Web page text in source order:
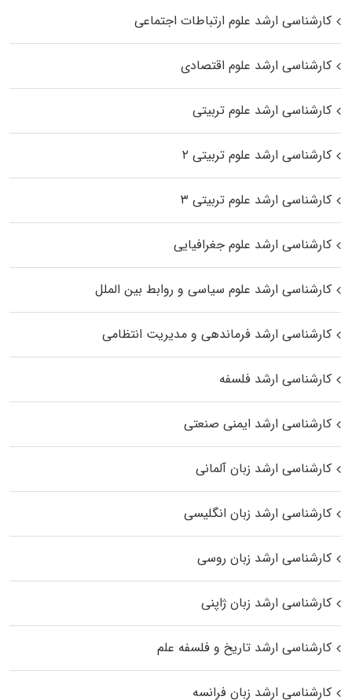
کارشناسی ارشد علوم ارتباطات اجتماعی
کارشناسی ارشد علوم اقتصادی
کارشناسی ارشد علوم تربیتی
کارشناسی ارشد علوم تربیتی ۲
کارشناسی ارشد علوم تربیتی ۳
کارشناسی ارشد علوم جغرافیایی
کارشناسی ارشد علوم سیاسی و روابط بین الملل
کارشناسی ارشد فرماندهی و مدیریت انتظامی
کارشناسی ارشد فلسفه
کارشناسی ارشد ایمنی صنعتی
کارشناسی ارشد زبان آلمانی
کارشناسی ارشد زبان انگلیسی
کارشناسی ارشد زبان روسی
کارشناسی ارشد زبان ژاپنی
کارشناسی ارشد تاریخ و فلسفه علم
کارشناسی ارشد زبان فرانسه